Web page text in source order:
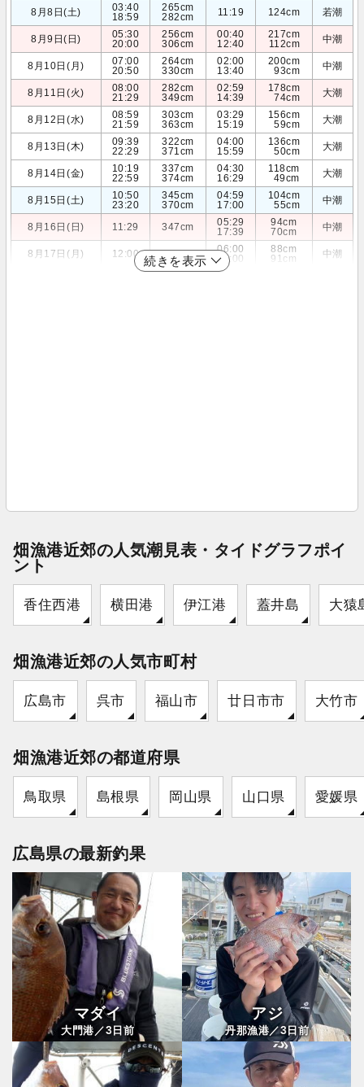
8月8日(土)
03:40
18:59
265cm
282cm
11:19 124cm 若潮
8月9日(日)
05:30
20:00
256cm
306cm
00:40
12:40
217cm
112cm
中潮
8月10日(月)
07:00
20:50
264cm
330cm
02:00
13:40
200cm
93cm
中潮
8月11日(火)
08:00
21:29
282cm
349cm
02:59
14:39
178cm
74cm
大潮
8月12日(水)
08:59
21:59
303cm
363cm
03:29
15:19
156cm
59cm
大潮
8月13日(木)
09:39
22:29
322cm
371cm
04:00
15:59
136cm
50cm
大潮
8月14日(金)
10:19
22:59
337cm
374cm
04:30
16:29
118cm
49cm
大潮
8月15日(土)
10:50
23:20
345cm
370cm
04:59
17:00
104cm
55cm
中潮
8月16日(日) 11:29 347cm
05:29
17:39
94cm
70cm
中潮
8月17日(月) 12:00 342cm
06:00
18:00
88cm
91cm
中潮
続きを表示
畑漁港近郊の人気潮見表・タイドグラフポイ
ント
香住西港 横田港 伊江港 蓋井島 大猿
畑漁港近郊の人気市町村
広島市 呉市 福山市 廿日市市 大竹市
畑漁港近郊の都道府県
鳥取県 島根県 岡山県 山口県 愛媛県
広島県の最新釣果
マダイ
大門港／3 日前
アジ
丹那漁港／3日前